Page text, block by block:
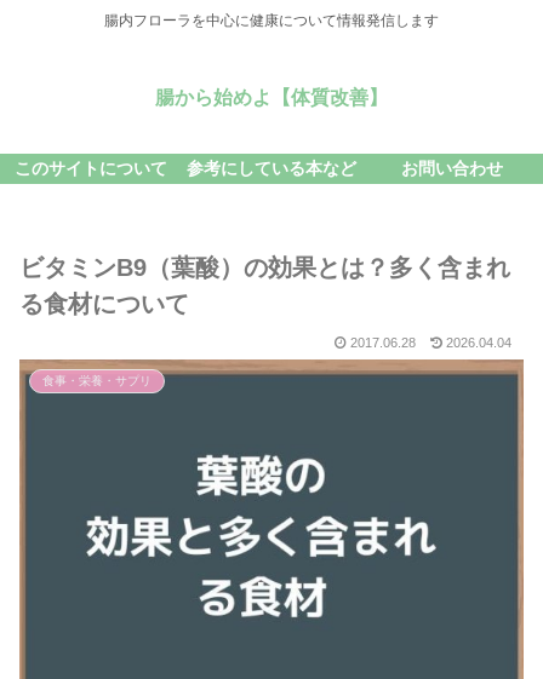
腸内フローラを中心に健康について情報発信します
腸から始めよ【体質改善】
このサイトについて 参考にしている本など お問い合わせ
ビタミンB9（葉酸）の効果とは？多く含まれ
る食材について
2017.06.28 2026.04.04
食事・栄養・サプリ